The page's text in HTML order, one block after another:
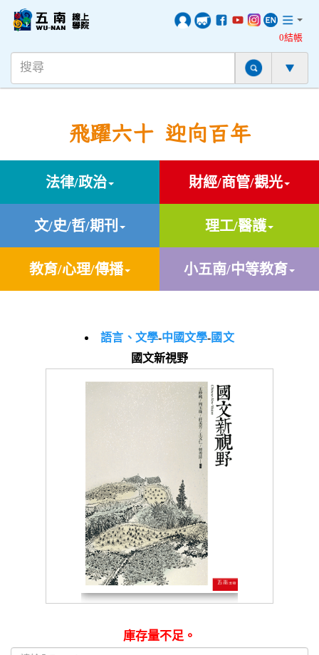
0結帳
飛躍六十 迎向百年
法律/政治 財經/商管/觀光
文/史/哲/期刊 理工/醫護
教育/心理/傳播 小五南/中等教育
語言、文學-中國文學-國文
國文新視野
庫存量不足。